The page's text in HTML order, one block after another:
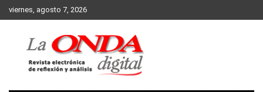
Skip
to
viernes, agosto 7, 2026